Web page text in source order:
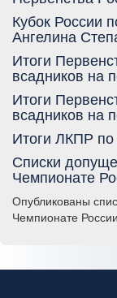
Кубок России
Ангелина
Итоги
всадников на
Итоги
всадников на
Итоги ЛКПР
Списки
Чемпионате
Опубликованы
Чемпионате